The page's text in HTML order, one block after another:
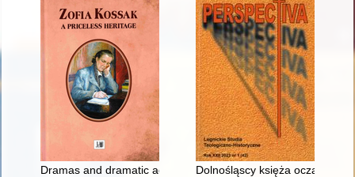
Dramas and dramatic adaptations of Zofia Kossak's prose :
Dolnośląscy księża oczami